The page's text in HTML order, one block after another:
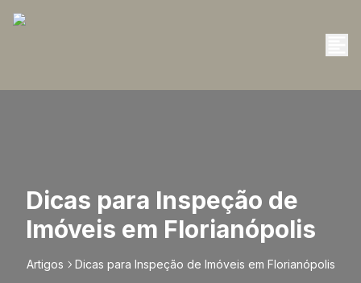
Dicas para Inspeção de
Imóveis em Florianópolis
Artigos Dicas para Inspeção de Imóveis em Florianópolis